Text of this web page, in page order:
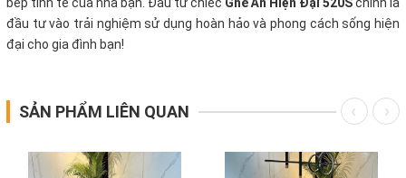
đầu tư vào trải nghiệm sử dụng hoàn hảo và phong cách sống hiện
đại cho gia đình bạn!
SẢN PHẨM LIÊN QUAN